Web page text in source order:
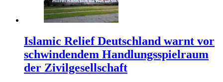
Islamic Relief Deutschland warnt vor
schwindendem Handlungsspielraum
der Zivilgesellschaft